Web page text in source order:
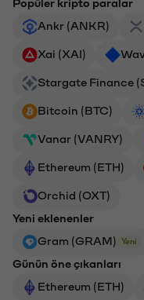
Ankr (ANKR)
Xai (XAI)
Stargate Finance
Bitcoin (BTC)
Vanar (VANRY)
Ethereum (ETH)
Orchid (OXT)
Yeni eklenenler
Gram (GRAM)
Yeni
Günün öne çıkanları
Ethereum (ETH)